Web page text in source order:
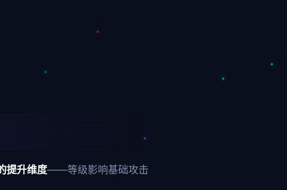
提升维度——等级影响基础攻击